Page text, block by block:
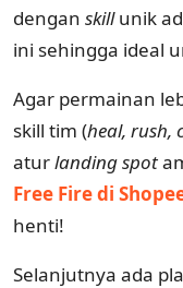
dengan skillunik
ini sehingga ideal
Agar permainan
skill tim (heal, rush,
aturlanding spot
Free Fire di
henti!
Selanjutnya ada